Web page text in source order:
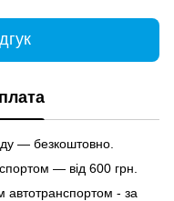
— безкоштовно.
— від 600 грн.
автотранспортом - за